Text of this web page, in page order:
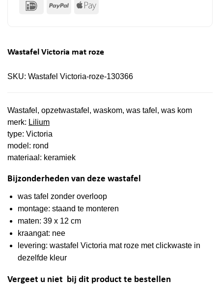
IDeal PayPal Apple
Wastafel Victoria mat roze
SKU: Wastafel Victoria-roze-130366
Wastafel, opzetwastafel, waskom, was tafel, was kom
merk: Lilium
type: Victoria
model: rond
materiaal: keramiek
Bijzonderheden van deze wastafel
was tafel zonder overloop
montage: staand te monteren
maten: 39 x 12 cm
kraangat: nee
levering: wastafel Victoria mat roze met clickwaste in
dezelfde kleur
Vergeet u niet bij dit product te bestellen